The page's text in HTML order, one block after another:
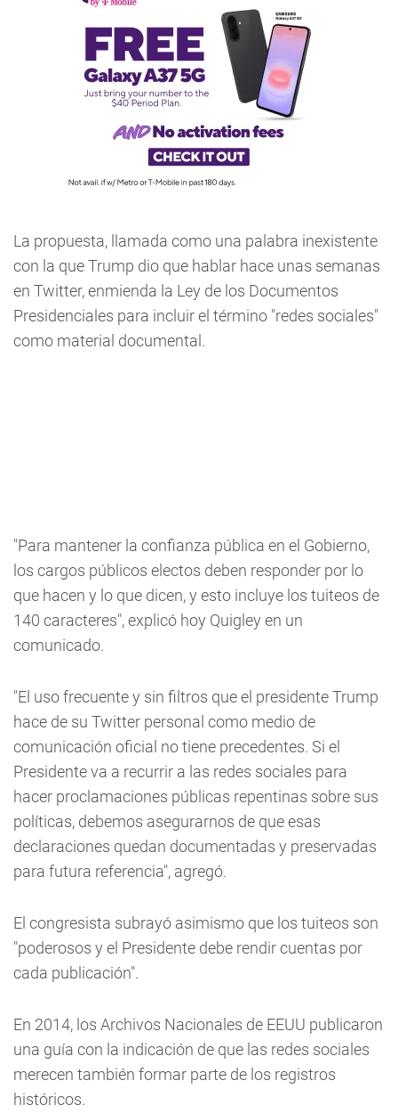
La propuesta, llamada como una palabra inexistente
con la que Trump dio que hablar hace unas semanas
en Twitter, enmienda la Ley de los Documentos
Presidenciales para incluir el término "redes sociales"
como material documental.
"Para mantener la confianza pública en el Gobierno,
los cargos públicos electos deben responder por lo
que hacen y lo que dicen, y esto incluye los tuiteos de
140 caracteres", explicó hoy Quigley en un
comunicado.
"El uso frecuente y sin filtros que el presidente Trump
hace de su Twitter personal como medio de
comunicación oficial no tiene precedentes. Si el
Presidente va a recurrir a las redes sociales para
hacer proclamaciones públicas repentinas sobre sus
políticas, debemos asegurarnos de que esas
declaraciones quedan documentadas y preservadas
para futura referencia", agregó.
El congresista subrayó asimismo que los tuiteos son
"poderosos y el Presidente debe rendir cuentas por
cada publicación".
En 2014, los Archivos Nacionales de EEUU publicaron
una guía con la indicación de que las redes sociales
merecen también formar parte de los registros
históricos.